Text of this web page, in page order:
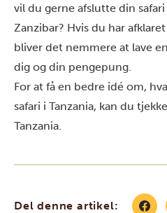
vil du gerne afslutte din
Zanzibar? Hvis du har
bliver det nemmere at lave
dig og din pengepung.
For at få en bedre idé om,
safari i Tanzania, kan du
Tanzania.
Del denne artikel: